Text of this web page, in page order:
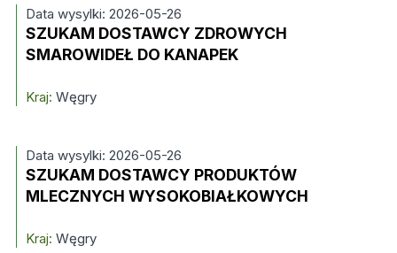
Data wysylki: 2026-05-26
SZUKAM DOSTAWCY ZDROWYCH
SMAROWIDEŁ DO KANAPEK
Kraj: Węgry
Data wysylki: 2026-05-26
SZUKAM DOSTAWCY PRODUKTÓW
MLECZNYCH WYSOKOBIAŁKOWYCH
Kraj: Węgry